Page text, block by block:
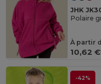
JHK
Polaire
À partir
10,62 €
-42%